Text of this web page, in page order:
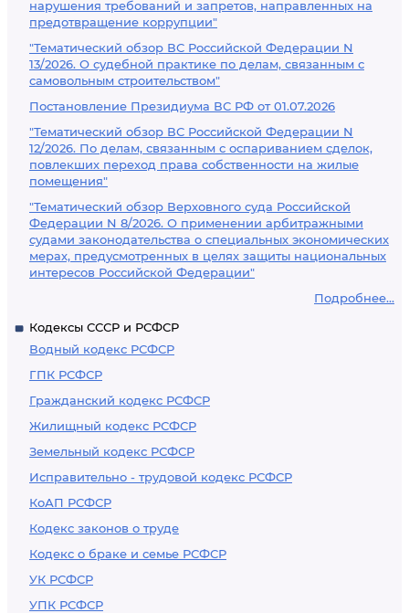
нарушения требований и запретов, направленных на
предотвращение коррупции"
"Тематический обзор ВС Российской Федерации N
13/2026. О судебной практике по делам, связанным с
самовольным строительством"
Постановление Президиума ВС РФ от 01.07.2026
"Тематический обзор ВС Российской Федерации N
12/2026. По делам, связанным с оспариванием сделок,
повлекших переход права собственности на жилые
помещения"
"Тематический обзор Верховного суда Российской
Федерации N 8/2026. О применении арбитражными
судами законодательства о специальных экономических
мерах, предусмотренных в целях защиты национальных
интересов Российской Федерации"
Подробнее...
Кодексы СССР и РСФСР
Водный кодекс РСФСР
ГПК РСФСР
Гражданский кодекс РСФСР
Жилищный кодекс РСФСР
Земельный кодекс РСФСР
Исправительно - трудовой кодекс РСФСР
КоАП РСФСР
Кодекс законов о труде
Кодекс о браке и семье РСФСР
УК РСФСР
УПК РСФСР